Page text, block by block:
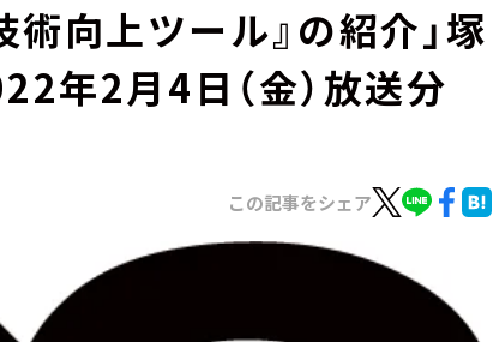
向上ツール』の紹介」塚
2月4日（金）放送分
この記事をシェア